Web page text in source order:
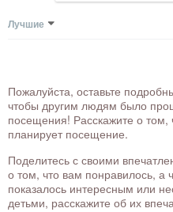
Лучшие
Пожалуйста, оставьте
чтобы другим людям было
посещения! Расскажите о том,
планирует посещение.
Поделитесь с своими
о том, что вам понравилось, а
показалось интересным или
детьми, расскажите об их